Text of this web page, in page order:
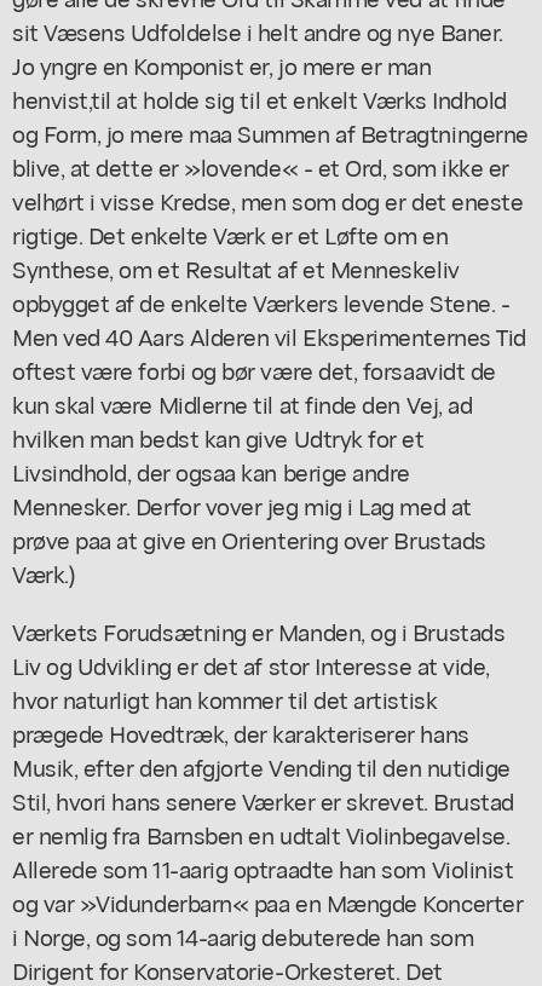
sit Væsens Udfoldelse i helt andre og nye Baner.
Jo yngre en Komponist er, jo mere er man
henvist,til at holde sig til et enkelt Værks Indhold
og Form, jo mere maa Summen af Betragtningerne
blive, at dette er »lovende« - et Ord, som ikke er
velhørt i visse Kredse, men som dog er det eneste
rigtige. Det enkelte Værk er et Løfte om en
Synthese, om et Resultat af et Menneskeliv
opbygget af de enkelte Værkers levende Stene. -
Men ved 40 Aars Alderen vil Eksperimenternes Tid
oftest være forbi og bør være det, forsaavidt de
kun skal være Midlerne til at finde den Vej, ad
hvilken man bedst kan give Udtryk for et
Livsindhold, der ogsaa kan berige andre
Mennesker. Derfor vover jeg mig i Lag med at
prøve paa at give en Orientering over Brustads
Værk.)
Værkets Forudsætning er Manden, og i Brustads
Liv og Udvikling er det af stor Interesse at vide,
hvor naturligt han kommer til det artistisk
prægede Hovedtræk, der karakteriserer hans
Musik, efter den afgjorte Vending til den nutidige
Stil, hvori hans senere Værker er skrevet. Brustad
er nemlig fra Barnsben en udtalt Violinbegavelse.
Allerede som 11-aarig optraadte han som Violinist
og var »Vidunderbarn« paa en Mængde Koncerter
i Norge, og som 14-aarig debuterede han som
Dirigent for Konservatorie-Orkesteret. Det